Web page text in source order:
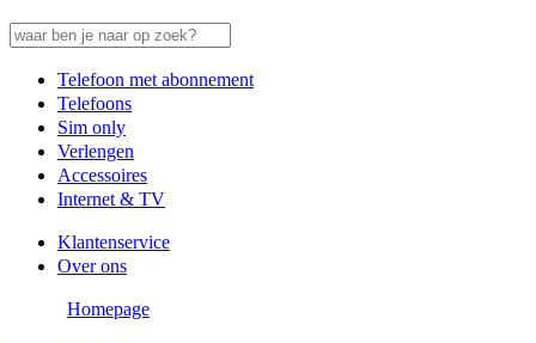
Telefoon met abonnement
Telefoons
Sim only
Verlengen
Accessoires
Internet & TV
Klantenservice
Over ons
Homepage